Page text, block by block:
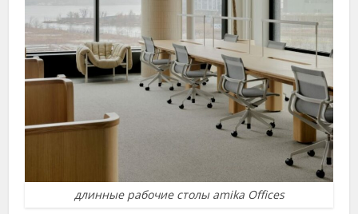
длинные рабочие столы amika Offices